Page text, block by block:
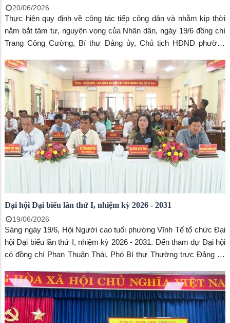
20/06/2026
Thực hiện quy định về công tác tiếp công dân và nhằm kịp thời
nắm bắt tâm tư, nguyện vọng của Nhân dân, ngày 19/6 đồng chí
Trang Công Cường, Bí thư Đảng ủy, Chủ tịch HĐND phường
UBND phường.
Đại hội Đại biểu lần thứ I, nhiệm kỳ 2026 - 2031
19/06/2026
Sáng ngày 19/6, Hội Người cao tuổi phường Vĩnh Tế tổ chức Đại
hội Đại biểu lần thứ I, nhiệm kỳ 2026 - 2031. Đến tham dự Đại hội
có đồng chí Phan Thuận Thái, Phó Bí thư Thường trực Đảng ủy
Thường vụ Đảng ủy, Chủ tịch Ủy ban MTTQ Việt Nam phường
Vĩnh Tế; cùng 50 đại biểu chính thức đại diện cho 1.072 hội viên
người cao tuổi trên địa bàn phường.